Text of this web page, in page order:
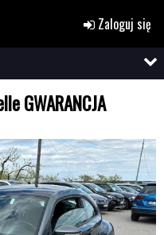
Zaloguj się
GWARANCJA